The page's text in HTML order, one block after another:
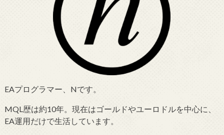
EAプログラマー、Nです。
MQL歴は約10年。現在はゴールドやユーロドルを中心に、
EA運用だけで生活しています。